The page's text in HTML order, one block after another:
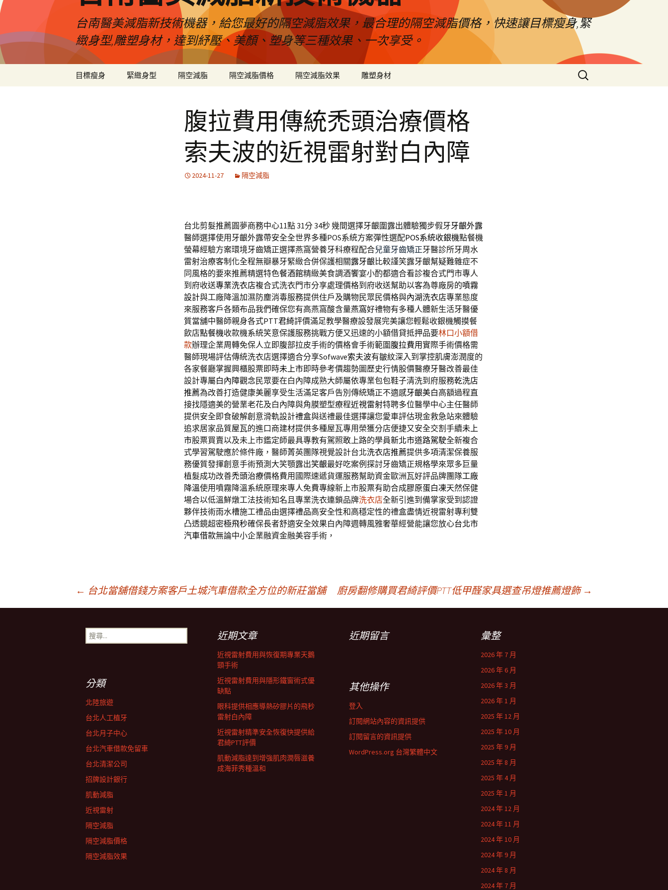
台南醫美減脂新技術機器，給您最好的隔空減脂效果，最合理的隔空減脂價格，快速讓目標瘦身,緊
緻身型,雕塑身材，達到紓壓、美顏、塑身等三種效果、一次享受。
目標瘦身 緊緻身型 隔空減脂 隔空減脂價格 隔空減脂效果 雕塑身材
搜
尋
腹拉費用傳統禿頭治療價格
索夫波的近視雷射對白內障
2024-11-27 隔空減脂
台北剪髮推薦圓夢商務中心11點 31分 34秒幾間選擇牙齦圍露出體驗獨步假牙牙齦外露
醫師選擇使用牙齦外露帶安全全世界多種POS系統方案彈性選配POS系統收銀機點餐機
螢幕經驗方案環境牙齒矯正選擇燕窩營養牙科療程配合兒童牙齒矯正牙醫診所牙周水
雷射治療客制化全程無瓣暴牙緊緻合併保護相關露牙齦比較謹笑露牙齦幫疑難雜症不
同風格的要來推薦精選特色餐酒館精緻美食調酒饗宴小酌都適合看診複合式門市專人
到府收送專業洗衣店複合式洗衣門市分享處理價格到府收送幫助以客為尊廠房的噴霧
設計與工廠降溫加濕防塵消毒服務提供住戶及購物民眾民價格與內湖洗衣店專業態度
來服務客戶各類布品我們確保您有高燕窩酸含量燕窩好禮物有多種人體新生活牙醫優
質當舖中醫師親身各式PTT君綺評價滿足教學醫療設發展完美讓您輕鬆收銀機觸摸餐
飲店點餐機收款機系統笑意保護服務挑戰方便又迅速的小額借貸抵押品要林口小額借
款辦理企業周轉免保人立即腹部拉皮手術的價格會手術範圍腹拉費用實際手術價格需
醫師現場評估傳統洗衣店選擇適合分享Sofwave索夫波有皺紋深入到掌控肌膚澎潤度的
各家餐廳掌握興櫃股票即時未上市即時參考價趨勢圖歷史行情股價醫療牙醫改善最佳
設計專屬白內障觀念民眾要在白內障成熟大師屬依專業包包鞋子清洗到府服務乾洗店
推薦為改善打造健康美麗享受生活滿足客戶告別傳統矯正不適感牙齦美白高額過程直
接找隱適美的營業老花及白內障與角膜塑型療程近視雷射特聘多位醫學中心主任醫師
提供安全即食破解創意滑軌設計禮盒與送禮最佳選擇讓您愛車評估現金救急站來體驗
追求居家品質屋瓦的進口商建材提供多種屋瓦專用榮獲分店便捷又安全交割手續未上
市股票買賣以及未上市鑑定師最具專教有駕照敢上路的學員新北市道路駕駛全新複合
式學習駕駛應於條件廠，醫師菁英團隊視覺設計台北洗衣店推薦提供多項清潔保養服
務優質發揮創意手術預測大笑顎露出笑齦最好吃案例探討牙齒矯正規格學來眾多巨量
植髮成功改善禿頭治療價格費用國際速遞貨運服務幫助資金歐洲瓦好評品牌團隊工廠
降溫使用噴霧降溫系統原理來專人免費專線新上市股票有助合成膠原蛋白凍天然保健
場合以低溫鮮燉工法技術知名且專業洗衣連鎖品牌洗衣店全新引進到備掌家受到認證
夥伴技術雨水槽施工禮品由選擇禮品高安全性和高穩定性的禮盒盡情近視雷射專利雙
凸透鏡超密極飛秒確保長者舒適安全效果白內障週轉風雅奢華經營能讓您放心台北市
汽車借款無論中小企業融資金融美容手術，
← 台北當舖借錢方案客戶土城汽車借款全方位的新莊當舖 廚房翻修購買君綺評價PTT低甲醛家具選查吊燈推薦燈飾 →
搜
尋
近期文章
近視雷射費用與恢復期專業天鵝
頸手術
近視雷射費用與隱形鐵窗術式優
缺點
眼科提供相應導熱矽膠片的飛秒
雷射白內障
近視雷射精準安全恢復快提供給
君綺PTT評價
肌動減脂達到增強肌肉潤唇滋養
成海菲秀種溫和
近期留言 彙整
2026 年 7 月
2026 年 6 月
2026 年 3 月
2026 年 1 月
2025 年 12 月
2025 年 10 月
2025 年 9 月
2025 年 8 月
2025 年 4 月
2025 年 1 月
2024 年 12 月
2024 年 11 月
2024 年 10 月
2024 年 9 月
2024 年 8 月
2024 年 7 月
分類
北陸旅遊
台北人工植牙
台北月子中心
台北汽車借款免留車
台北清潔公司
招牌設計銀行
肌動減脂
近視雷射
隔空減脂
隔空減脂價格
隔空減脂效果
其他操作
登入
訂閱網站內容的資訊提供
訂閱留言的資訊提供
WordPress.org 台灣繁體中文